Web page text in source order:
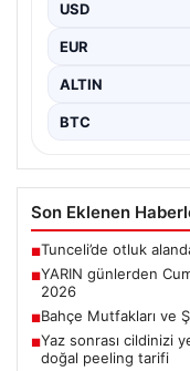
USD
EUR
ALTIN
BTC
Son Eklenen
■Tunceli’de otluk
■YARIN günlerden
2026
■Bahçe Mutfakları ve
■Yaz sonrası cildinizi
doğal peeling tarifi